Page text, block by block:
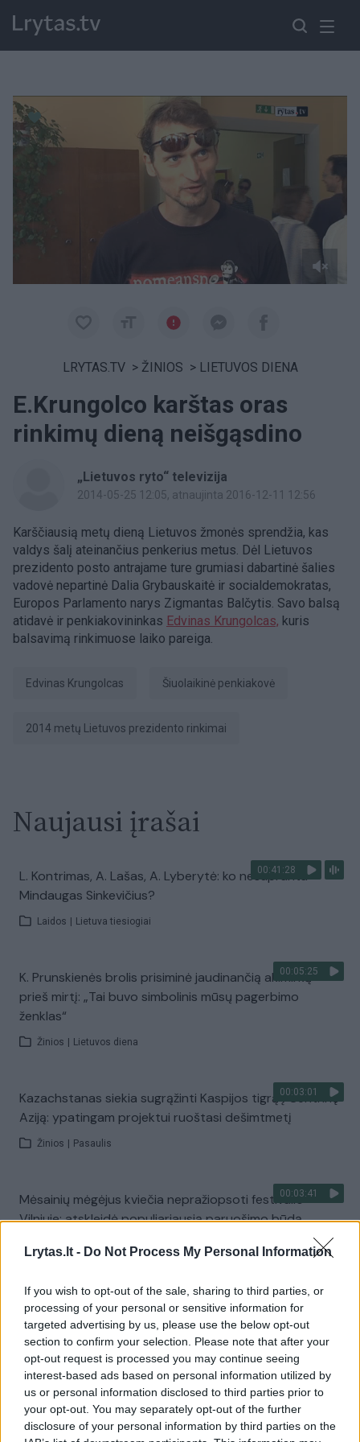
Lrytas.lt - Do Not Process My Personal Information
If you wish to opt-out of the sale, sharing to third parties, or
processing of your personal or sensitive information for
targeted advertising by us, please use the below opt-out
section to confirm your selection. Please note that after your
opt-out request is processed you may continue seeing
interest-based ads based on personal information utilized by
us or personal information disclosed to third parties prior to
your opt-out. You may separately opt-out of the further
disclosure of your personal information by third parties on the
Paremkite Ukrainą
LRYTAS.TV > ŽINIOS > LIETUVOS DIENA
E.Krungolco karštas oras
rinkimų dieną neišgąsdino
„Lietuvos ryto“ televizija
2014-05-25 12:05, atnaujinta 2016-12-11 12:56
Karščiausią metų dieną Lietuvos žmonės sprendžia, kas
valdys šalį ateinančius penkerius metus. Dėl Lietuvos
prezidento posto antrajame ture grumiasi dabartinė šalies
vadovė nepartinė Dalia Grybauskaitė ir socialdemokratas,
Europos Parlamento narys Zigmantas Balčytis. Savo balsą
atidavė ir penkiakovininkas Edvinas Krungolcas, kuris
balsavimą rinkimuose laiko pareiga.
Edvinas Krungolcas šiuolaikinė penkiakovė
2014 metų Lietuvos prezidento rinkimai
Naujausi įrašai
00:41:28
L. Kontrimas, A. Lašas, A. Lyberytė: ko nesupranta
Mindaugas Sinkevičius?
Laidos Lietuva tiesiogiai
00:05:25
K. Prunskienės brolis prisiminė jaudinančią akimirką
prieš mirtį: „Tai buvo simbolinis mūsų pagerbimo
ženklas“
Žinios Lietuvos diena
00:03:01
Kazachstanas siekia sugrąžinti Kaspijos tigrą į Centrinę
Aziją: ypatingam projektui ruoštasi dešimtmetį
Žinios Pasaulis
00:03:41
Mėsainių mėgėjus kviečia nepražiopsoti festivalio
Vilniuje: atskleidė populiariausią paruošimo būdą
Žinios | Lietuvos diena
Visi įrašai
Žiūrimiausi įrašai
00:00:49
Pateikė daugiau detalių apie iš tėvų paimtus šešis